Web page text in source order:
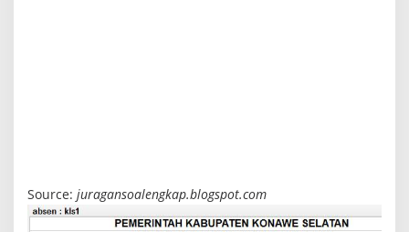
Source: juragansoalengkap.blogspot.com